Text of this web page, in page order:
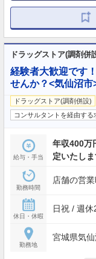
ドラッグストア(調剤併
経験者大歓迎です
せんか？<気仙沼市
ドラッグストア(調剤併設)
コンサルタントを経由する
給与・手当
年収400万
定いたし
勤務時間
店舗の営
休日・休暇
日祝 / 週
勤務地
宮城県気